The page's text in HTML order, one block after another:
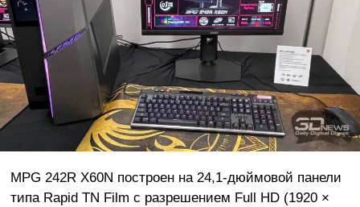
MPG 242R X60N построен на 24,1-дюймовой панели
типа Rapid TN Film с разрешением Full HD (1920 ×